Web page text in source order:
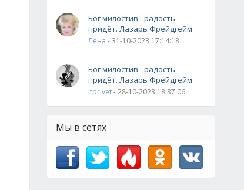
Бог милостив - радость
придёт. Лазарь Фрейдгейм
Лена - 31-10-2023 17:14:18
Бог милостив - радость
придёт. Лазарь Фрейдгейм
lfprivet- 28-10-2023 18:37:06
Мы в сетях